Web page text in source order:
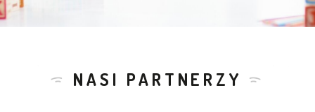
NASI PARTNERZY